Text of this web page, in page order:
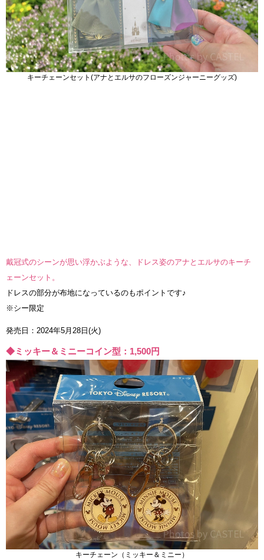
キーチェーンセット(アナとエルサのフローズンジャーニーグッズ)
戴冠式のシーンが思い浮かぶような、ドレス姿のアナとエルサのキーチ
ェーンセット。
ドレスの部分が布地になっているのもポイントです♪
※シー限定
発売日：2024年5月28日(火)
◆ミッキー＆ミニーコイン型：1,500円
キーチェーン（ミッキー＆ミニー）